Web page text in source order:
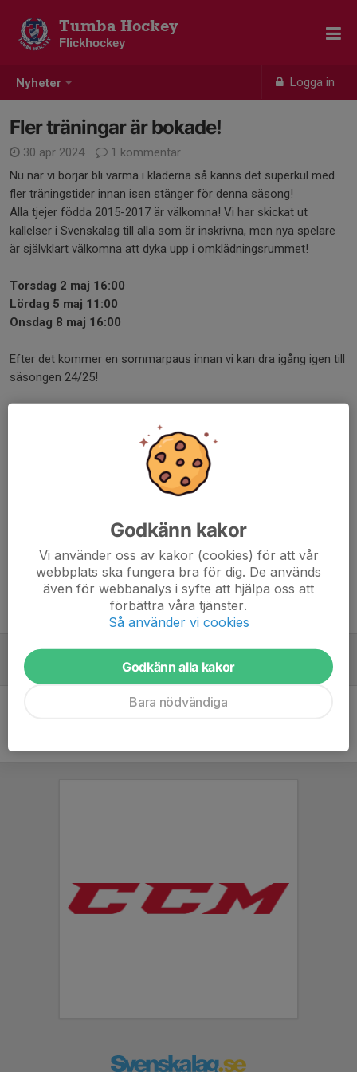
Nyheter Logga in
Tumba Hockey
Flickhockey
Fler träningar är bokade!
30 apr 2024
1 kommentar
Nu när vi börjar bli varma i kläderna så känns det superkul med
fler träningstider innan isen stänger för denna säsong!
Alla tjejer födda 2015-2017 är välkomna! Vi har skickat ut
kallelser i Svenskalag till alla som är inskrivna, men nya spelare
är självklart välkomna att dyka upp i omklädningsrummet!
Torsdag 2 maj 16:00
Lördag 5 maj 11:00
Onsdag 8 maj 16:00
Efter det kommer en sommarpaus innan vi kan dra igång igen till
säsongen 24/25!
Kanon
Tidigare nyheter
Fler träningar är bokade!
1
Godkänn kakor
Vi använder oss av kakor (cookies) för att vår
webbplats ska fungera bra för dig. De används
även för webbanalys i syfte att hjälpa oss att
förbättra våra tjänster.
Så använder vi cookies
Godkänn alla kakor
Bara nödvändiga